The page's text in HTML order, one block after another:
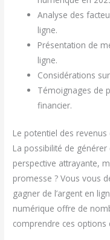
Analyse des
ligne.
Présentation de
ligne.
Considérations
Témoignages de
financier.
Le potentiel des
La possibilité de générer
perspective attrayante,
promesse ? Vous vous
gagner de l’argent en
numérique offre de
comprendre ces options